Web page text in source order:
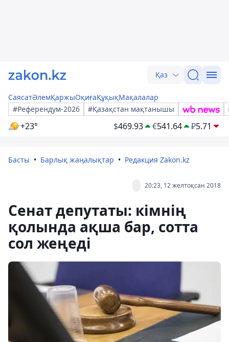
Қаз
СаясатӘлемҚаржыОқиғаҚұқықМақалалар
#Референдум-2026
#Қазақстан мақтанышы
+23° $469.93 €541.64 ₽5.71
Басты Барлық жаңалықтар Редакция Zakon.kz
20:23, 12 желтоқсан 2018
Сенат депутаты: кімнің
қолында ақша бар, сотта
сол жеңеді